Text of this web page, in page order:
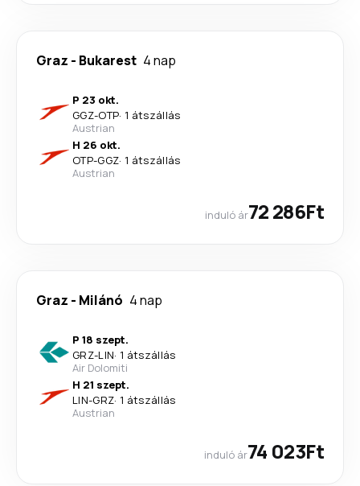
Graz - Bukarest 4 nap
P 23 okt.
GGZ-OTP· 1 átszállás
Austrian
H 26 okt.
OTP-GGZ· 1 átszállás
Austrian
induló ár72 286Ft
Graz - Milánó 4 nap
P 18 szept.
GRZ-LIN· 1 átszállás
Air Dolomiti
H 21 szept.
LIN-GRZ· 1 átszállás
Austrian
induló ár74 023Ft